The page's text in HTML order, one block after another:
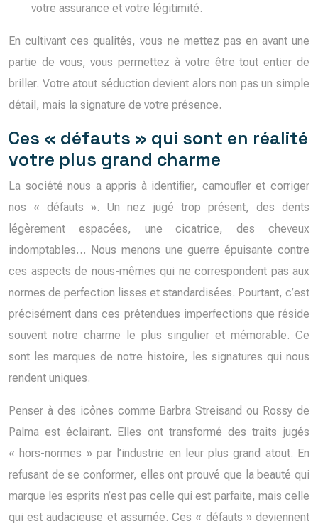
votre assurance et votre légitimité.
En cultivant ces qualités, vous ne mettez pas en avant une
partie de vous, vous permettez à votre être tout entier de
briller. Votre atout séduction devient alors non pas un simple
détail, mais la signature de votre présence.
Ces « défauts » qui sont en réalité
votre plus grand charme
La société nous a appris à identifier, camoufler et corriger
nos « défauts ». Un nez jugé trop présent, des dents
légèrement espacées, une cicatrice, des cheveux
indomptables… Nous menons une guerre épuisante contre
ces aspects de nous-mêmes qui ne correspondent pas aux
normes de perfection lisses et standardisées. Pourtant, c’est
précisément dans ces prétendues imperfections que réside
souvent notre charme le plus singulier et mémorable. Ce
sont les marques de notre histoire, les signatures qui nous
rendent uniques.
Penser à des icônes comme Barbra Streisand ou Rossy de
Palma est éclairant. Elles ont transformé des traits jugés
« hors-normes » par l’industrie en leur plus grand atout. En
refusant de se conformer, elles ont prouvé que la beauté qui
marque les esprits n’est pas celle qui est parfaite, mais celle
qui est audacieuse et assumée. Ces « défauts » deviennent